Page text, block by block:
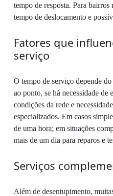
tempo de resposta. Para
tempo de deslocamento e
Fatores que
serviço
O tempo de serviço depende
ao ponto, se há necessidade de
condições da rede e
especializados. Em casos
de uma hora; em situações
mais de um dia para reparos e
Serviços
Além de desentupimento,